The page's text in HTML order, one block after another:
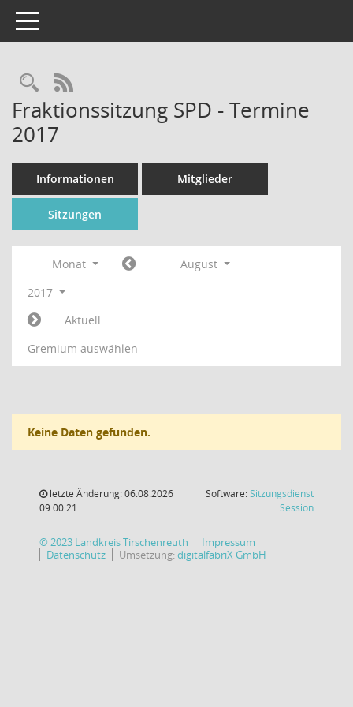
Toggle navigation
Rechercheauswahl
RSS-Feed
Fraktionssitzung SPD - Termine
2017
Informationen Mitglieder
Sitzungen
Monat
August
2017
Aktuell
Gremium auswählen
Keine Daten gefunden.
letzte Änderung: 06.08.2026
09:00:21
Software:Sitzungsdienst
Session(Wird in
© 2023 Landkreis Tirschenreuth
Impressum
Datenschutz
Umsetzung:digitalfabriX GmbH